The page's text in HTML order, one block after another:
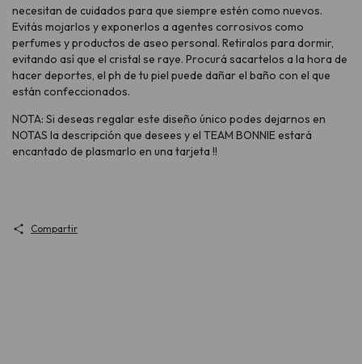
necesitan de cuidados para que siempre estén como nuevos.
Evitás mojarlos y exponerlos a agentes corrosivos como
perfumes y productos de aseo personal. Retiralos para dormir,
evitando así que el cristal se raye. Procurá sacartelos a la hora de
hacer deportes, el ph de tu piel puede dañar el baño con el que
están confeccionados.
NOTA: Si deseas regalar este diseño único podes dejarnos en
NOTAS la descripción que desees y el TEAM BONNIE estará
encantado de plasmarlo en una tarjeta !!
Compartir